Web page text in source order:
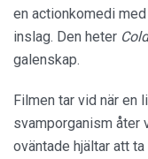
en actionkomedi
inslag. Den heter
galenskap.
Filmen tar vid när en
svamporganism åter
oväntade hjältar att